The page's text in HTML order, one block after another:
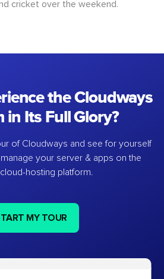
cricket over the weekend.
the Cloudways
in Its Full Glory?
of Cloudways and see for yourself
your server & apps on the
hosting platform.
MY TOUR